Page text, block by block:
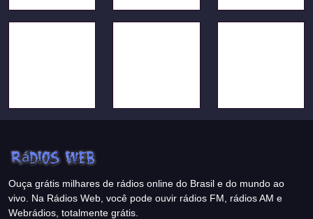
Ouça grátis milhares de rádios online do Brasil e do mundo ao
vivo. Na Rádios Web, você pode ouvir rádios FM, rádios AM e
Webrádios, totalmente grátis.